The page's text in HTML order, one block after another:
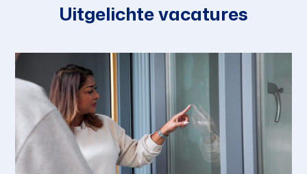
Uitgelichte vacatures